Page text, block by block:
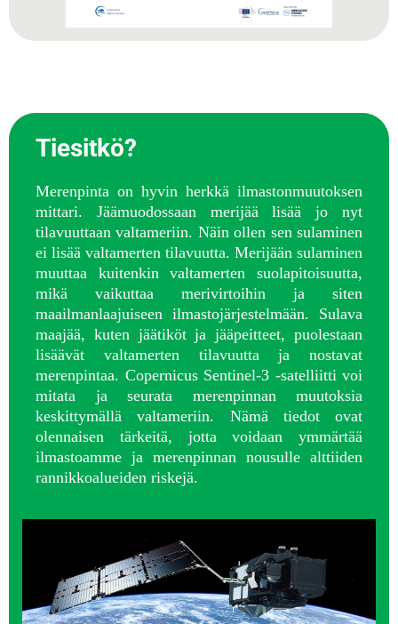
Tiesitkö?
Merenpinta on hyvin herkkä ilmastonmuutoksen
mittari. Jäämuodossaan merijää lisää jo nyt
tilavuuttaan valtameriin. Näin ollen sen sulaminen
ei lisää valtamerten tilavuutta. Merijään sulaminen
muuttaa kuitenkin valtamerten suolapitoisuutta,
mikä vaikuttaa merivirtoihin ja siten
maailmanlaajuiseen ilmastojärjestelmään. Sulava
maajää, kuten jäätiköt ja jääpeitteet, puolestaan
lisäävät valtamerten tilavuutta ja nostavat
merenpintaa. Copernicus Sentinel-3 -satelliitti voi
mitata ja seurata merenpinnan muutoksia
keskittymällä valtameriin. Nämä tiedot ovat
olennaisen tärkeitä, jotta voidaan ymmärtää
ilmastoamme ja merenpinnan nousulle alttiiden
rannikkoalueiden riskejä.